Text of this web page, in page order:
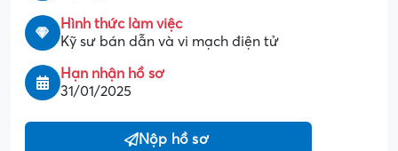
Hình thức làm việc
Kỹ sư bán dẫn và vi mạch điện tử
Hạn nhận hồ sơ
31/01/2025
Nộp hồ sơ